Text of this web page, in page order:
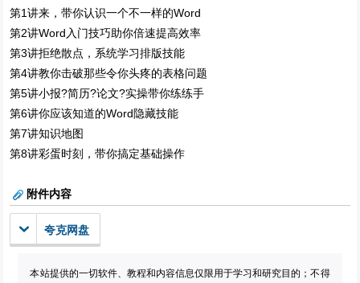
第1讲来，带你认识一个不一样的Word
第2讲Word入门技巧助你倍速提高效率
第3讲拒绝散点，系统学习排版技能
第4讲教你击破那些令你头疼的表格问题
第5讲小报?简历?论文?实操带你练练手
第6讲你应该知道的Word隐藏技能
第7讲知识地图
第8讲彩蛋时刻，带你搞定基础操作
附件内容
夸克网盘
本站提供的一切软件、教程和内容信息仅限用于学习和研究目的；不得